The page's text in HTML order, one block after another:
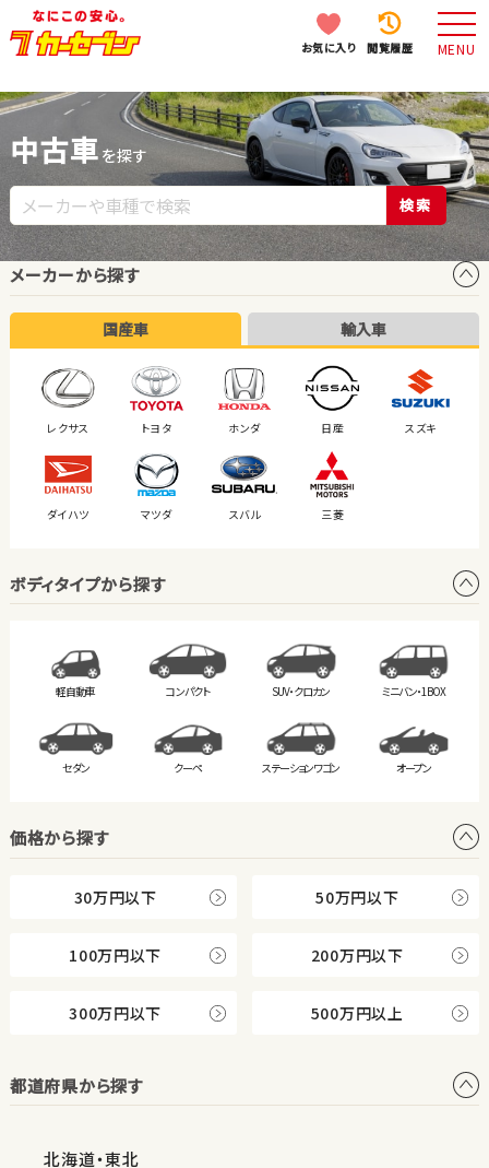
お気に入り 閲覧履歴 MENU
中古車 を探す
検索
メーカーから探す
国産車 輸入車
レクサス トヨタ ホンダ 日産 スズキ
ダイハツ マツダ スバル 三菱
ボディタイプから探す
軽自動車 コンパクト SUV・クロカン ミニバン・1BOX
セダン クーペ ステーションワゴン オープン
価格から探す
30万円以下 50万円以下
100万円以下 200万円以下
300万円以下 500万円以上
都道府県から探す
北海道・東北